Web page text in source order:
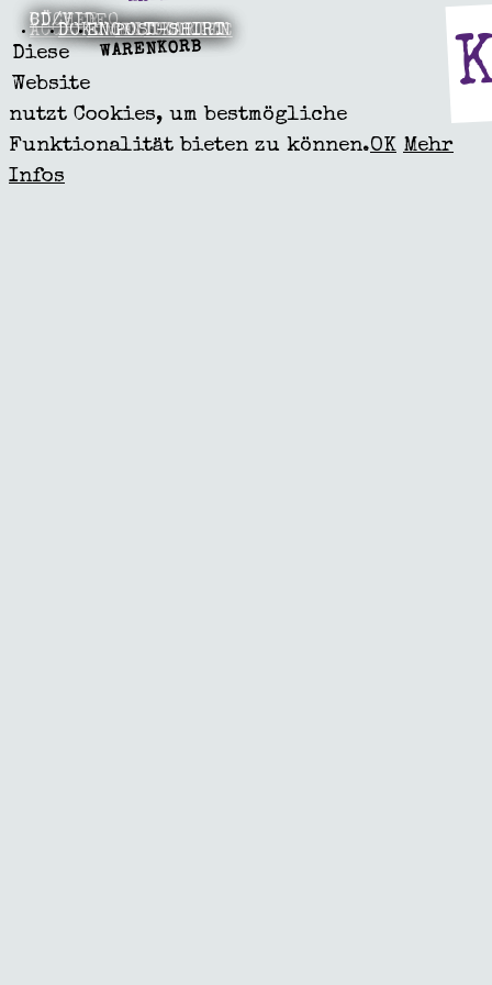
ACCESSOIRES
BÜCHER
CD/VIDEO
DOKUMENTE
ENGEL UNIKATE
POSTKARTEN
T-SHIRT
WARENKORB
Diese
Website
nutzt Cookies, um bestmögliche
Funktionalität bieten zu können.OK Mehr
Infos